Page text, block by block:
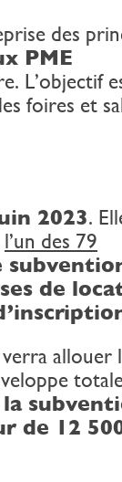
des
PME
L’objectif
foires et
2023.
l’un des 79
de
allouer
la
de 12